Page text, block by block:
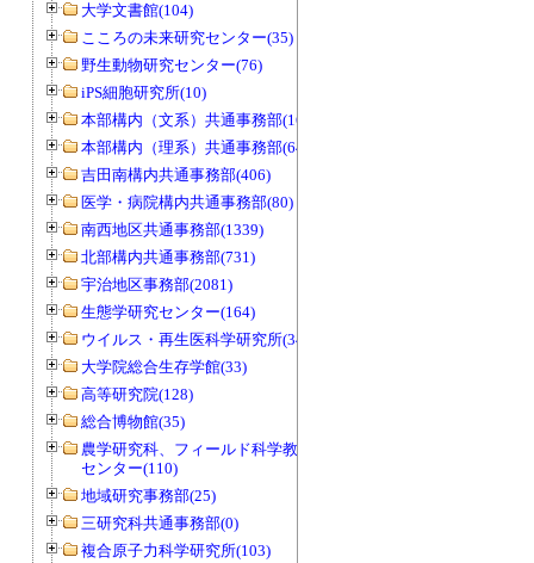
大学文書館(104)
こころの未来研究センター(35)
野生動物研究センター(76)
iPS細胞研究所(10)
本部構内（文系）共通事務部(165)
本部構内（理系）共通事務部(646)
吉田南構内共通事務部(406)
医学・病院構内共通事務部(80)
南西地区共通事務部(1339)
北部構内共通事務部(731)
宇治地区事務部(2081)
生態学研究センター(164)
ウイルス・再生医科学研究所(34)
大学院総合生存学館(33)
高等研究院(128)
総合博物館(35)
農学研究科、フィールド科学教育研究
センター(110)
地域研究事務部(25)
三研究科共通事務部(0)
複合原子力科学研究所(103)